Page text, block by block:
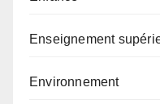
Enseignement
Environnement